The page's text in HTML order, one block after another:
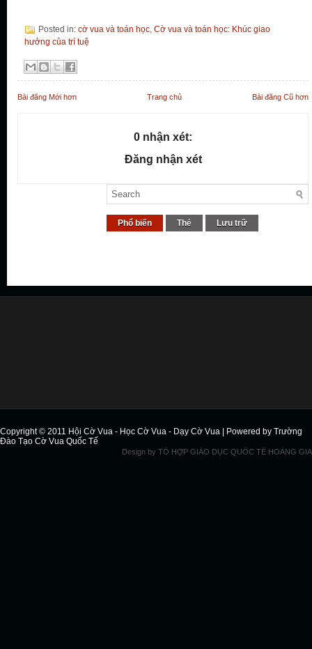
Posted in: cờ vua và toán học, Cờ vua và toán học: Khúc giao
hưởng của trí tuệ
Bài đăng Mới hơn Bài đăng Cũ hơn
Trang chủ
0 nhận xét:
Đăng nhận xét
Phổ biến Thẻ Lưu trữ
Copyright © 2011 Hội Cờ Vua - Học Cờ Vua - Dạy Cờ Vua | Powered by Trường
Đào Tạo Cờ Vua Quốc Tế
Design by TỔ HỢP GIÁO DỤC QUỐC TẾ HOÀNG GIA